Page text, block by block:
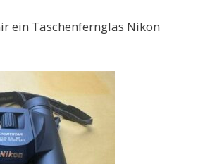
ein Taschenfernglas Nikon